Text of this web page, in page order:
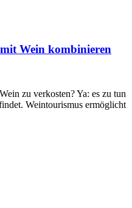
Wein kombinieren
zu verkosten? Ya: es zu tun
Weintourismus ermöglicht